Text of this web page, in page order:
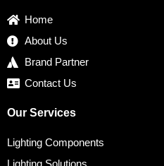
Home
About Us
Brand Partner
Contact Us
Our Services
Lighting Components
Lighting Solutions